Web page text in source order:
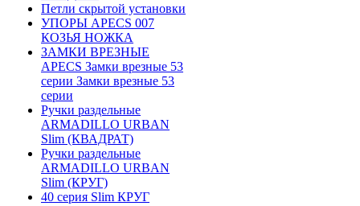
Петли скрытой установки
УПОРЫ APECS 007
КОЗЬЯ НОЖКА
ЗАМКИ ВРЕЗНЫЕ
APECS Замки врезные 53
серии Замки врезные 53
серии
Ручки раздельные
ARMADILLO URBAN
Slim (КВАДРАТ)
Ручки раздельные
ARMADILLO URBAN
Slim (КРУГ)
40 серия Slim КРУГ